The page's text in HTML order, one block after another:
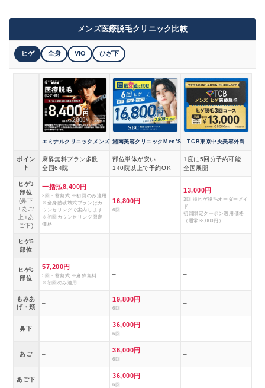
メンズ医療脱毛クリニック比較
ヒゲ 全身 VIO ひざ下
エミナルクリニックメンズ 湘南美容クリニックMen’S TCB東京中央美容外科
ポイン
ト
麻酔無料プラン多数
全国64院
部位単体が安い
140院以上で予約OK
1度に5回分予約可能
全国展開
ヒゲ3
部位
(鼻下
+あご
上+あ
ご下)
一括払8,400円
3回・蓄熱式 ※初回のみ適用
※全身熱破壊式プランはカ
ウンセリングで案内します
※初回カウンセリング限定
価格
16,800円
6回
13,000円
3回 ※ヒゲ脱毛オーダーメイ
ド
初回限定クーポン適用価格
（通常38,000円）
ヒゲ5
部位
– – –
ヒゲ6
部位
57,200円
5回・蓄熱式 ※麻酔無料
※初回のみ適用
– –
もみあ
げ・頬
–
19,800円
6回
–
鼻下 –
36,000円
6回
–
あご –
36,000円
6回
–
あご下 –
36,000円
6回
–